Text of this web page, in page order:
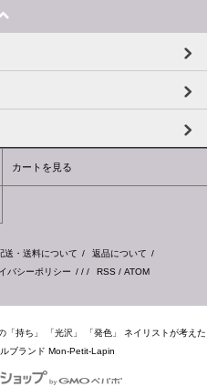
カートを見る
送・送料について / 返品について /
バシーポリシー / / / RSS / ATOM
持ち」 「光沢」 「発色」 ネイリストが考えた
ブランド Mon-Petit-Lapin